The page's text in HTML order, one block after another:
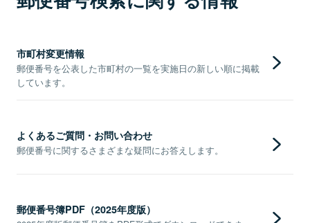
市町村変更情報
郵便番号を公表した市町村の一覧を実施日の新しい順に掲載
しています。
よくあるご質問・お問い合わせ
郵便番号に関するさまざまな疑問にお答えします。
郵便番号簿PDF（2025年度版）